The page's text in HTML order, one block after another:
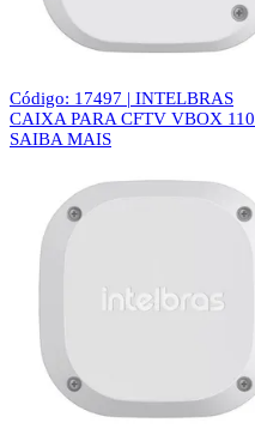
Código: 17497 | INTELBRAS
CAIXA PARA CFTV VBOX
SAIBA MAIS